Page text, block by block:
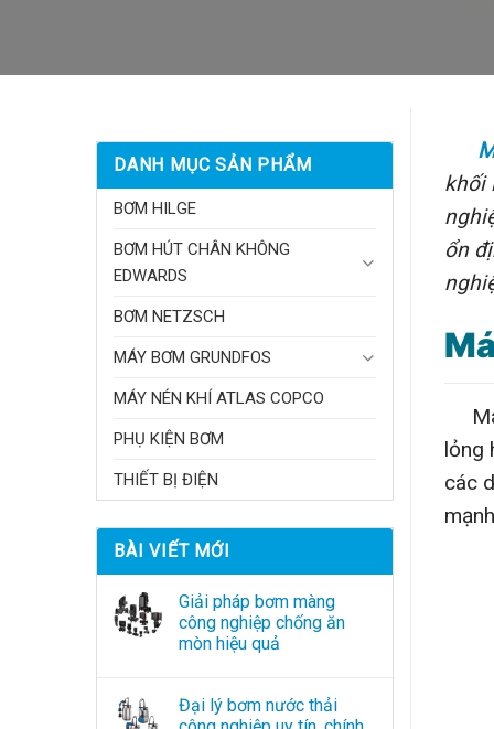
DANH MỤC SẢN PHẨM
BƠM HILGE
BƠM HÚT CHÂN KHÔNG
EDWARDS
BƠM NETZSCH
MÁY BƠM GRUNDFOS
MÁY NÉN KHÍ ATLAS COPCO
PHỤ KIỆN BƠM
THIẾT BỊ ĐIỆN
BÀI VIẾT MỚI
Giải pháp bơm màng
công nghiệp chống ăn
mòn hiệu quả
Đại lý bơm nước thải
khối
ổn
lỏng
các